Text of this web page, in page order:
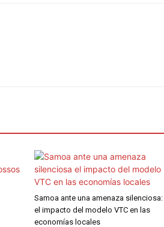
Samoa ante una amenaza silenciosa:
el impacto del modelo VTC en las
economías locales